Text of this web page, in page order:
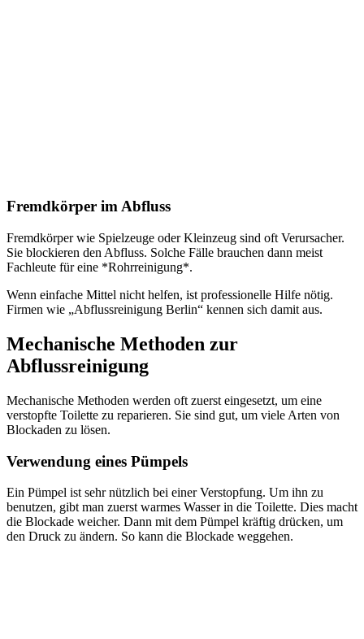
Fremdkörper im Abfluss
Fremdkörper wie Spielzeuge oder Kleinzeug sind oft Verursacher.
Sie blockieren den Abfluss. Solche Fälle brauchen dann meist
Fachleute für eine *Rohrreinigung*.
Wenn einfache Mittel nicht helfen, ist professionelle Hilfe nötig.
Firmen wie „Abflussreinigung Berlin“ kennen sich damit aus.
Mechanische Methoden zur
Abflussreinigung
Mechanische Methoden werden oft zuerst eingesetzt, um eine
verstopfte Toilette zu reparieren. Sie sind gut, um viele Arten von
Blockaden zu lösen.
Verwendung eines Pümpels
Ein Pümpel ist sehr nützlich bei einer Verstopfung. Um ihn zu
benutzen, gibt man zuerst warmes Wasser in die Toilette. Dies macht
die Blockade weicher. Dann mit dem Pümpel kräftig drücken, um
den Druck zu ändern. So kann die Blockade weggehen.